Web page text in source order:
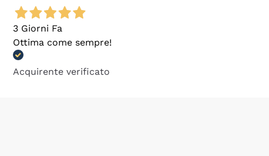
3 Giorni Fa
Ottima come sempre!
Acquirente verificato